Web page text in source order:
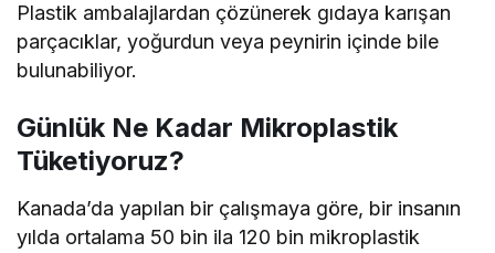
Plastik ambalajlardan çözünerek gıdaya karışan
parçacıklar, yoğurdun veya peynirin içinde bile
bulunabiliyor.
Günlük Ne Kadar Mikroplastik
Tüketiyoruz?
Kanada’da yapılan bir çalışmaya göre, bir insanın
yılda ortalama 50 bin ila 120 bin mikroplastik